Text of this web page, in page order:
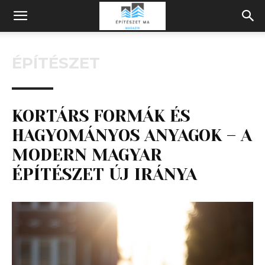
Építeszeti
Magazin
ÉPÍTÉSZET
KORTÁRS FORMÁK ÉS
HAGYOMÁNYOS ANYAGOK – A
MODERN MAGYAR
ÉPÍTÉSZET ÚJ IRÁNYA